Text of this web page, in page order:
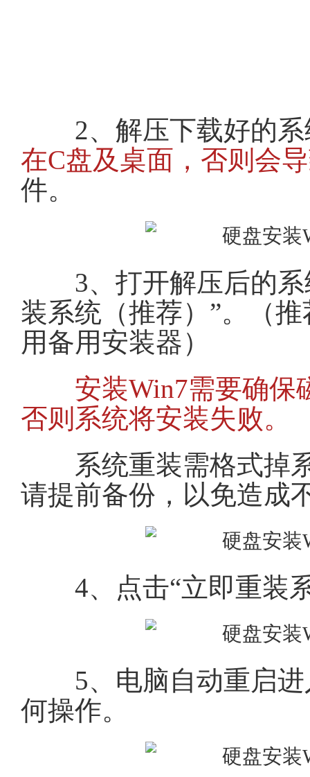
2、解压下载好的系
在C盘及桌面，否则会
件。
3、打开解压后的系
装系统（推荐）”。（
用备用安装器）
安装Win7需要确保
否则系统将安装失败。
系统重装需格式掉系
请提前备份，以免造成
4、点击“立即重装
5、电脑自动重启进
何操作。